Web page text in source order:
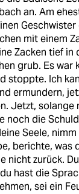
an. Am
mit einem
Zacken tief in
grub. Es war
stoppte. Ich
ermundern,
Jetzt, solange
noch die
Seele,
berichte, was
nicht zurück.
hast die
sei ein